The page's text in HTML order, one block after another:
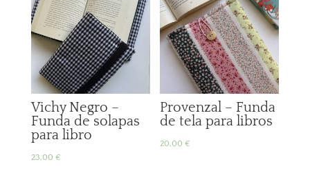
Vichy Negro –
Funda de solapas
para libro
23,00 €
Provenzal – Funda
de tela para libros
20,00€